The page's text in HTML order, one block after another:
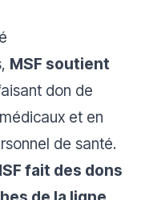
MSF soutient
don de
et en
de santé.
fait des dons